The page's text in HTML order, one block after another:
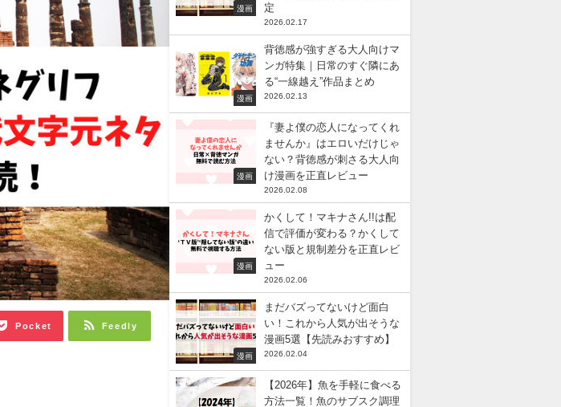
Pocket Feedly
漫画
定
2026.02.17
漫画
背徳感が強すぎる大人向けマ
ンガ特集｜日常のすぐ隣にあ
る“一線越え”作品まとめ
2026.02.13
漫画
『妻よ僕の恋人になってくれ
ませんか』はエロいだけじゃ
ない？背徳感が刺さる大人向
け漫画を正直レビュー
2026.02.08
漫画
かくして！マキナさん!!は配
信で評価が変わる？かくして
ない版と規制差分を正直レビ
ュー
2026.02.06
漫画
まだバズってないけど面白
い！これから人気が出そうな
漫画5選【先読みおすすめ】
2026.02.04
【2026年】魚を手軽に食べる
方法一覧！魚のサブスク調理